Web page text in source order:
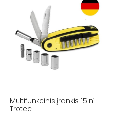
Multifunkcinis įrankis 15in1
Trotec